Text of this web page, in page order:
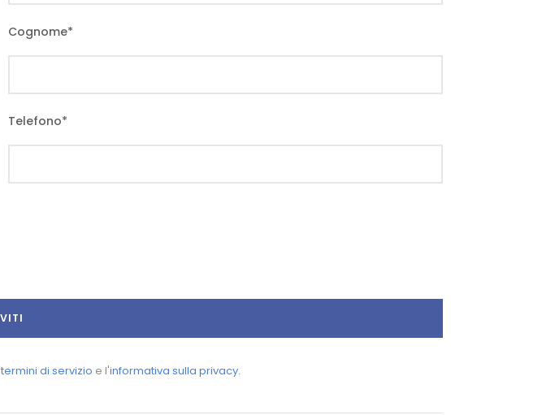
Cognome*
Telefono*
termini di servizio e l'informativa sulla privacy.